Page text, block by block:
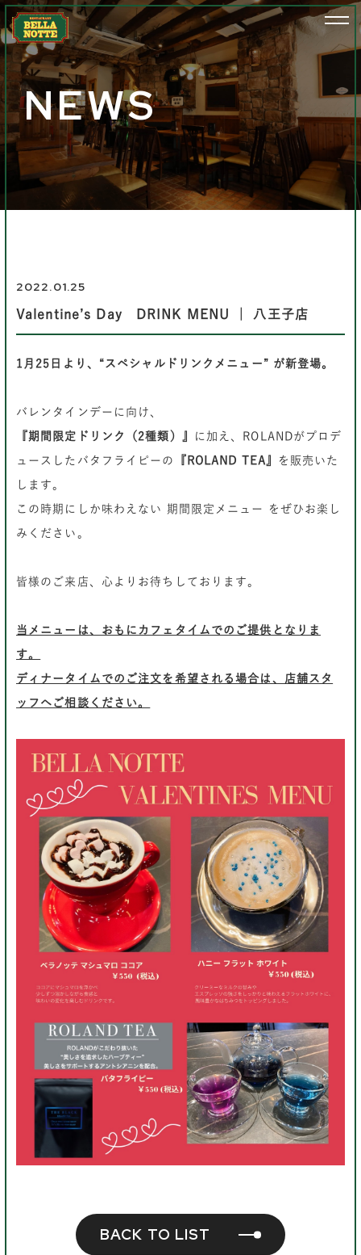
NEWS
2022.01.25
Valentine’s Day DRINK MENU ｜ 八王子店
1月25日より、“スペシャルドリンクメニュー” が新登場。
バレンタインデーに向け、
『期間限定ドリンク（2種類）』 に加え、ROLANDがプロデ
ュースしたバタフライピーの 『ROLAND TEA』 を販売いた
します。
この時期にしか味わえない 期間限定メニュー をぜひお楽し
みください。
皆様のご来店、心よりお待ちしております。
当メニューは、おもにカフェタイムでのご提供となりま
す。
ディナータイムでのご注文を希望される場合は、店舗スタ
ッフへご相談ください。
BACK TO LIST